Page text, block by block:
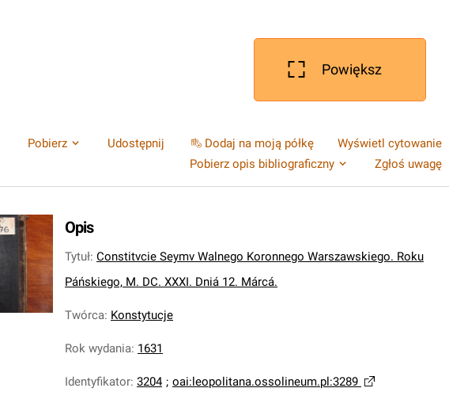
Powiększ
Pobierz Udostępnij Dodaj na moją półkę
Wyświetl cytowanie
Pobierz opis bibliograficzny
Zgłoś uwagę
Opis
Tytuł: Constitvcie Seymv Walnego Koronnego Warszawskiego. Roku
Páńskiego, M. DC. XXXI. Dniá 12. Márcá.
Twórca: Konstytucje
Rok wydania: 1631
Identyfikator: 3204 ; oai:leopolitana.ossolineum.pl:3289